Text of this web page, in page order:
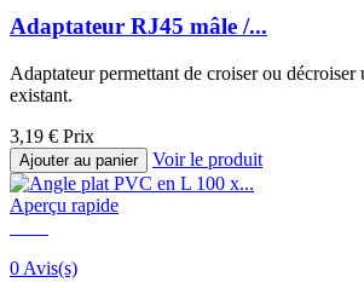
Adaptateur RJ45 mâle /...
Adaptateur permettant de croiser ou
existant.
3,19 € Prix
Ajouter au panier Voir le produit
Aperçu rapide
0 Avis(s)